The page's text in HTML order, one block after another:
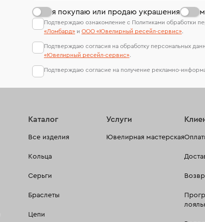
лабораторий
я покупаю или продаю украшения
Подтверждаю ознакомление с Политиками обработки
«Ломбард» и ООО «Ювелирный ресейл-сервиc».
Подтверждаю согласия на обработку персональных
«Ювелирный ресейл-сервиc».
Подтверждаю согласие на получение рекламно-
Каталог
Все изделия
Кольца
Серьги
Браслеты
Цепи
Услуги
Ювелирная мастерская